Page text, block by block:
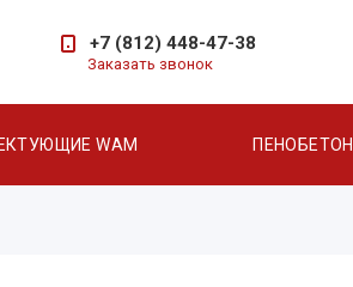
+7 (812) 448-47-38
Заказать звонок
WAM ПЕНОБЕТОН